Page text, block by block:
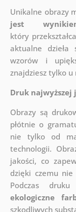
Unikalne obrazy
jest
który
aktualne dzieła
wzorów i
znajdziesz tylko u
Druk najwyższej
Obrazy są
płótnie o
nie tylko od
technologii.
jakości, co
dzięki czemu nie
Podczas
ekologiczne
szkodliwych